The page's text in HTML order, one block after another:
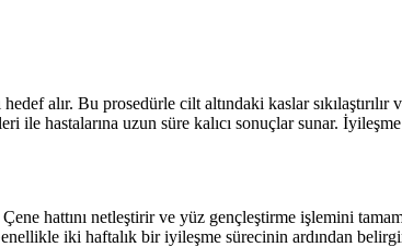
alır. Bu prosedürle cilt altındaki kaslar
hastalarına uzun süre kalıcı sonuçlar sunar.
hattını netleştirir ve yüz gençleştirme işlemini
iki haftalık bir iyileşme sürecinin ardından